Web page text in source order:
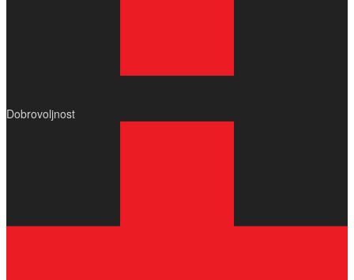
Dobrovoljnost